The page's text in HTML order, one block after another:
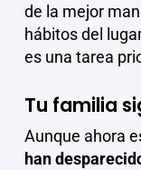
de la mejor
hábitos del
es una tarea
Tu familia
Aunque ahora
han